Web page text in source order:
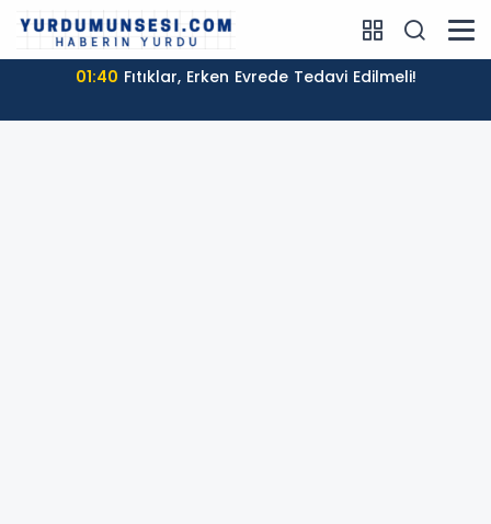
01:40 Fıtıklar, Erken Evrede Tedavi Edilmeli!